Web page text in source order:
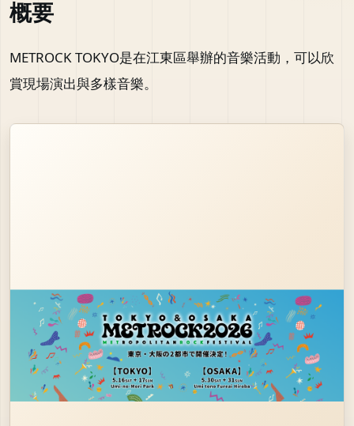
概要
METROCK TOKYO是在江東區舉辦的音樂活動，可以欣
賞現場演出與多樣音樂。